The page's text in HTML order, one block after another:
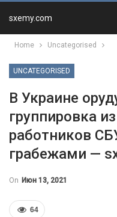
sxemy.com
Home Uncategorised
UNCATEGORISED
В Украине
группировка
работников
грабежами —
On Июн 13, 2021
64